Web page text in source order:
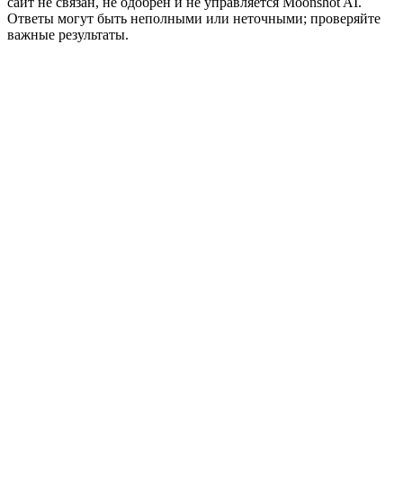
Ответы могут быть неполными или неточными; проверяйте
важные результаты.